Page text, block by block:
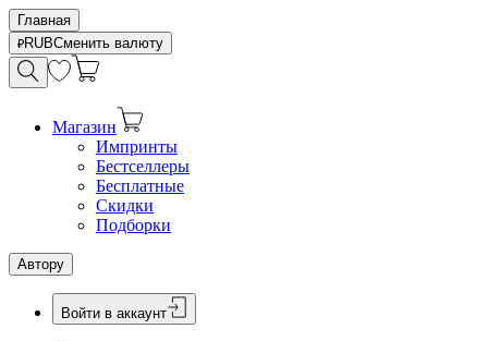
Главная
RUBСменить валюту
Магазин
Импринты
Бестселлеры
Бесплатные
Скидки
Подборки
Автору
Войти в аккаунт